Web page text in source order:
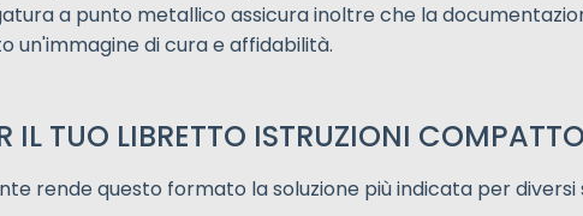
a punto metallico assicura inoltre che la
un'immagine di cura e affidabilità.
IL TUO LIBRETTO ISTRUZIONI COMPATTO
rende questo formato la soluzione più indicata per diversi